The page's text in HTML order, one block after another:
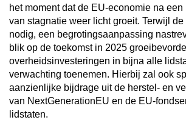
het moment dat de EU-economie na
van stagnatie weer licht groeit. Terwijl
nodig, een begrotingsaanpassing
blik op de toekomst in 2025
overheidsinvesteringen in bijna alle
verwachting toenemen. Hierbij zal ook
aanzienlijke bijdrage uit de herstel- en
van NextGenerationEU en de EU-
lidstaten.